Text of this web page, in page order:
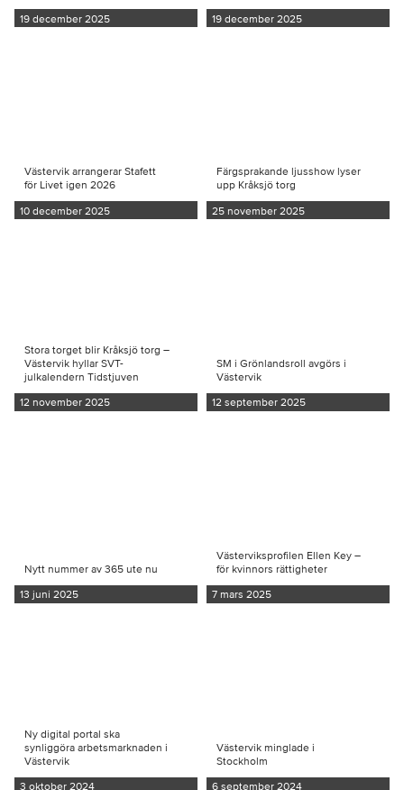
19 december 2025 19 december 2025
Västervik arrangerar Stafett
för Livet igen 2026
10 december 2025
Färgsprakande ljusshow lyser
upp Kråksjö torg
25 november 2025
Stora torget blir Kråksjö torg –
Västervik hyllar SVT-
julkalendern Tidstjuven
12 november 2025
SM i Grönlandsroll avgörs i
Västervik
12 september 2025
Nytt nummer av 365 ute nu
13 juni 2025
Västerviksprofilen Ellen Key –
för kvinnors rättigheter
7 mars 2025
Ny digital portal ska
synliggöra arbetsmarknaden i
Västervik
3 oktober 2024
Västervik minglade i
Stockholm
6 september 2024